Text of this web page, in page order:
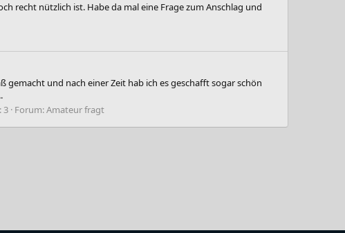
recht nützlich ist. Habe da mal eine Frage zum Anschlag und
und nach einer Zeit hab ich es geschafft sogar schön
3 Forum:Amateur fragt